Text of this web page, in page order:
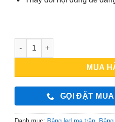
Bảng Led Ma Trận P10
MUA
GỌI ĐẶT